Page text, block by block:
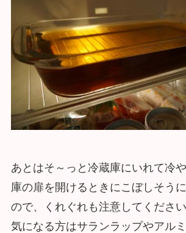
あとはそ～っと冷蔵庫にいれて冷
庫の扉を開けるときにこぼしそう
ので、くれぐれも注意してくださ
気になる方はサランラップやアル